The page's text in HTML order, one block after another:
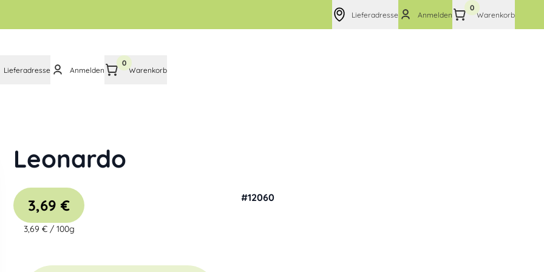
Lieferadresse Anmelden
0
Warenkorb
Lieferadresse Anmelden
0
Warenkorb
Leonardo
#12060
3,69 €
3,69 €/ 100g